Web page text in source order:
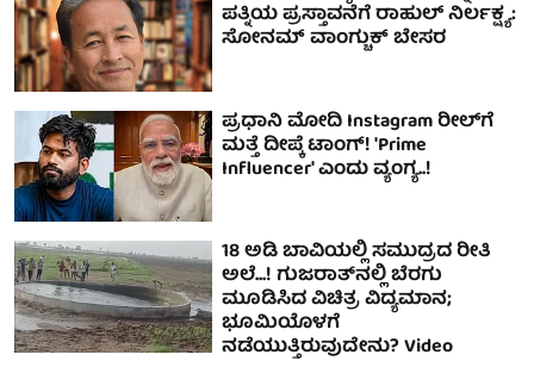
ಪತ್ನಿಯ ಪ್ರಸ್ತಾವನೆಗೆ ರಾಹುಲ್ ನಿರ್ಲಕ್ಷ್ಯ:
ಸೋನಮ್ ವಾಂಗ್ಚುಕ್ ಬೇಸರ
ಪ್ರಧಾನಿ ಮೋದಿ Instagram ರೀಲ್‌ಗೆ
ಮತ್ತೆ ದೀಪ್ಕೆ ಟಾಂಗ್‌! 'Prime
Influencer' ಎಂದು ವ್ಯಂಗ್ಯ..!
18 ಅಡಿ ಬಾವಿಯಲ್ಲಿ ಸಮುದ್ರದ ರೀತಿ
ಅಲೆ...! ಗುಜರಾತ್‌ನಲ್ಲಿ ಬೆರಗು
ಮೂಡಿಸಿದ ವಿಚಿತ್ರ ವಿದ್ಯಮಾನ;
ಭೂಮಿಯೊಳಗೆ
ನಡೆಯುತ್ತಿರುವುದೇನು? Video